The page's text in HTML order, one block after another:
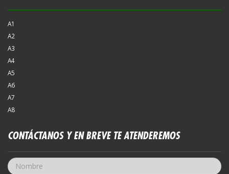
A1
A2
A3
A4
A5
A6
A7
A8
CONTÁCTANOSY EN BREVE TE ATENDEREMOS